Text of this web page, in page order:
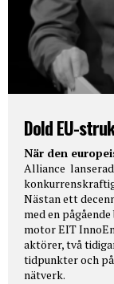
Dold EU-
När den
Alliance
Nästan ett
med en
motor EIT
aktörer, två
tidpunkter och
nätverk.